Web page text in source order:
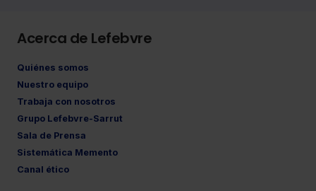
Acerca de Lefebvre
Quiénes somos
Nuestro equipo
Trabaja con nosotros
Grupo Lefebvre-Sarrut
Sala de Prensa
Sistemática Memento
Canal ético